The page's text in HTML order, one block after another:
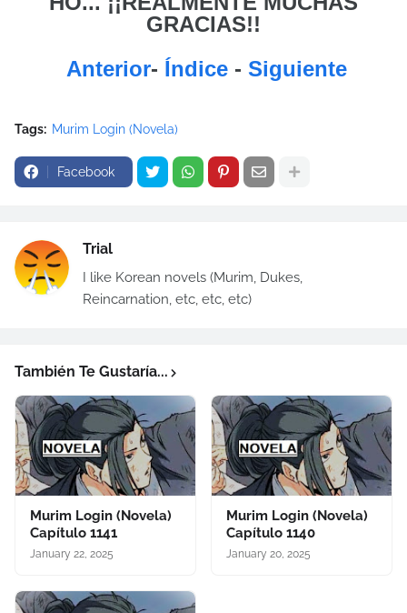
GRACIAS!!
Anterior- Índice - Siguiente
Tags: Murim Login (Novela)
Facebook
Trial
I like Korean novels (Murim, Dukes,
Reincarnation, etc, etc, etc)
También Te Gustaría...
Murim Login (Novela)
Capítulo 1141
January 22, 2025
Murim Login (Novela)
Capítulo 1140
January 20, 2025